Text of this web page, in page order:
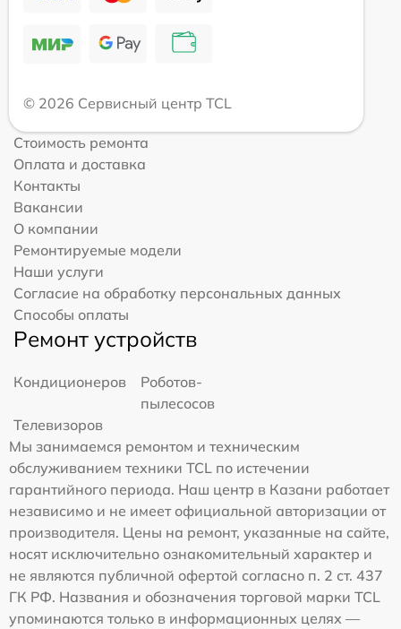
© 2026 Сервисный центр TCL
Стоимость ремонта
Оплата и доставка
Контакты
Вакансии
О компании
Ремонтируемые модели
Наши услуги
Согласие на обработку персональных данных
Способы оплаты
Ремонт устройств
Кондиционеров
Роботов-
пылесосов
Телевизоров
Мы занимаемся ремонтом и техническим
обслуживанием техники TCL по истечении
гарантийного периода. Наш центр в Казани работает
независимо и не имеет официальной авторизации от
производителя. Цены на ремонт, указанные на сайте,
носят исключительно ознакомительный характер и
не являются публичной офертой согласно п. 2 ст. 437
ГК РФ. Названия и обозначения торговой марки TCL
упоминаются только в информационных целях —